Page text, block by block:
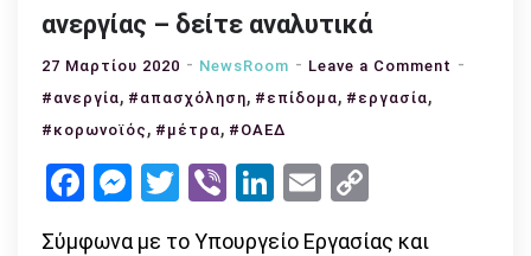
ανεργίας – δείτε αναλυτικά
27 Μαρτίου 2020 NewsRoom Leave a Comment on
#ανεργία, #απασχόληση, #επίδομα, #εργασία,
#κορωνοϊός , #μέτρα, #ΟΑΕΔ
Facebook
Messenger
Twitter
ViberLinkedIn
Email
Σύμφωνα με το Υπουργείο Εργασίας και